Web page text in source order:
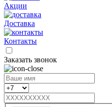
Акции
Доставка
Контакты
Заказать звонок